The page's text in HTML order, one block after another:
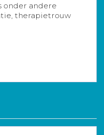
onder andere
therapietrouw